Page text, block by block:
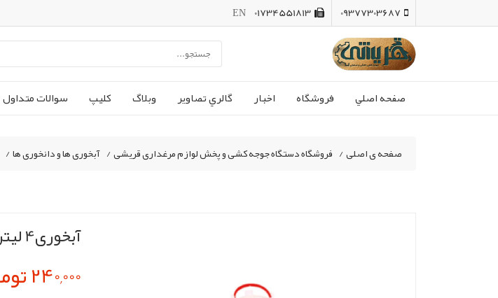
09377303687
01734551813
EN
صفحه اصلي فروشگاه اخبار گالري تصاوير وبلاگ کليپ سوالات متداول
صفحه ی اصلی/ فروشگاه دستگاه جوجه کشی و پخش لوازم مرغداری قریشی/ آبخوری ها و دانخوری ها/
آبخوری4 لیتری دسته دار قفلی شرکت ستاره
240,000 تومان